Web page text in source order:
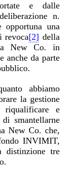
e dalle
n.
una
revoca[2] della
New Co. in
anche da parte
abbiamo
la gestione
riqualificare e
smantellarne
New Co. che,
INVIMIT,
distinzione tre